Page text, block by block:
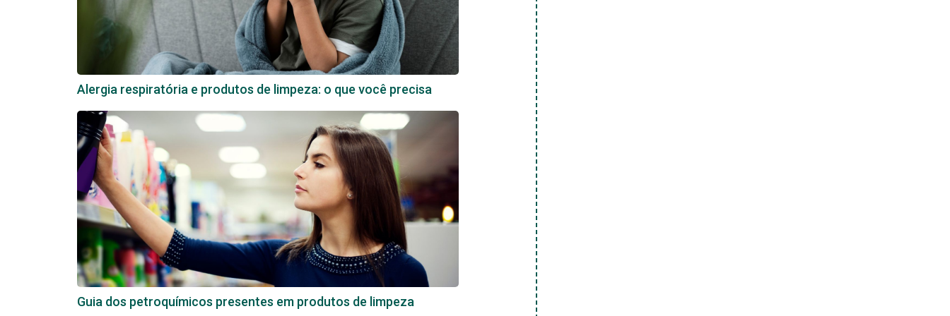
Alergia respiratória e produtos de limpeza: o que você precisa
Guia dos petroquímicos presentes em produtos de limpeza